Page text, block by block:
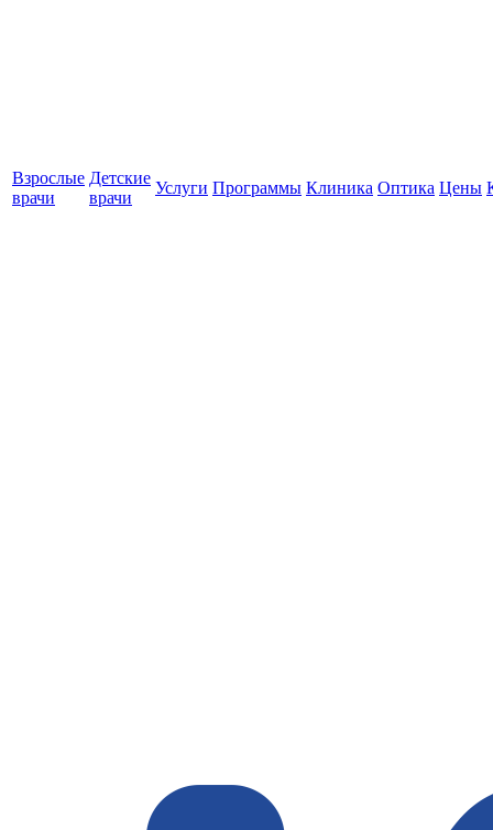
Взрослые
врачи
Детские
врачи
Услуги Программы Клиника Оптика Цены